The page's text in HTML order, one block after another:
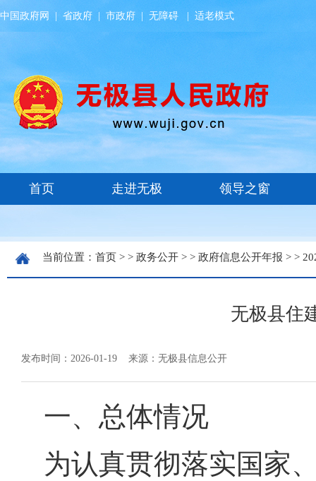
中国政府网 省政府 市政府 无障碍 适老模式
当前位置： 首页 > > 政务公开 > > 政府信息公开年报 > >
无极县住
发布时间：2026-01-19 来源：无极县信息公开
一、总体情况
为认真贯彻落实国家